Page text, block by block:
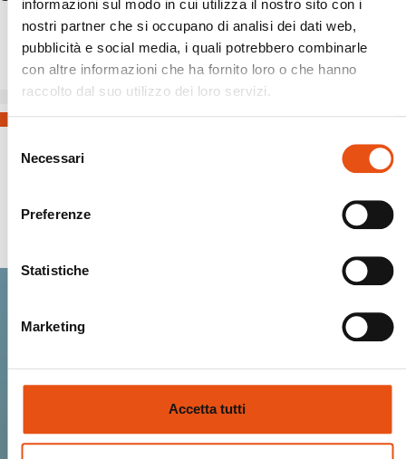
informazioni sul modo in cui utilizza il nostro sito con i
nostri partner che si occupano di analisi dei dati web,
pubblicità e social media, i quali potrebbero combinarle
con altre informazioni che ha fornito loro o che hanno
raccolto dal suo utilizzo dei loro servizi.
delNecessari
Preferenze
Statistiche
Marketing
Accetta tutti
Entra nella Ferrino
community.
e tutto il calore del mondo Ferrino!